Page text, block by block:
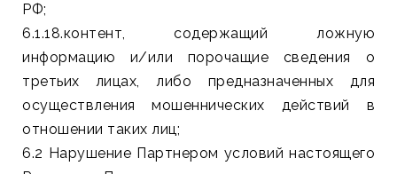
РФ;
6.1.18.контент, содержащий ложную
информацию и/или порочащие сведения о
третьих лицах, либо предназначенных для
осуществления мошеннических действий в
отношении таких лиц;
6.2 Нарушение Партнером условий настоящего